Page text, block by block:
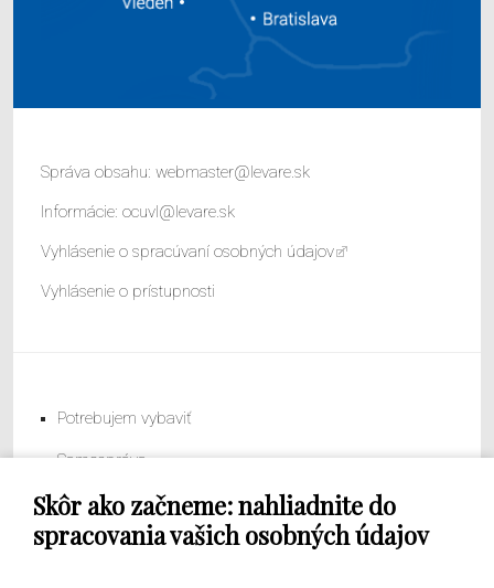
Skôr ako začneme: nahliadnite do
spracovania vašich osobných údajov
Správa obsahu: webmaster@levare.sk
Informácie: ocuvl@levare.sk
Vyhlásenie o spracúvaní osobných údajov
Vyhlásenie o prístupnosti
Potrebujem vybaviť
Samospráva
Obecný úrad